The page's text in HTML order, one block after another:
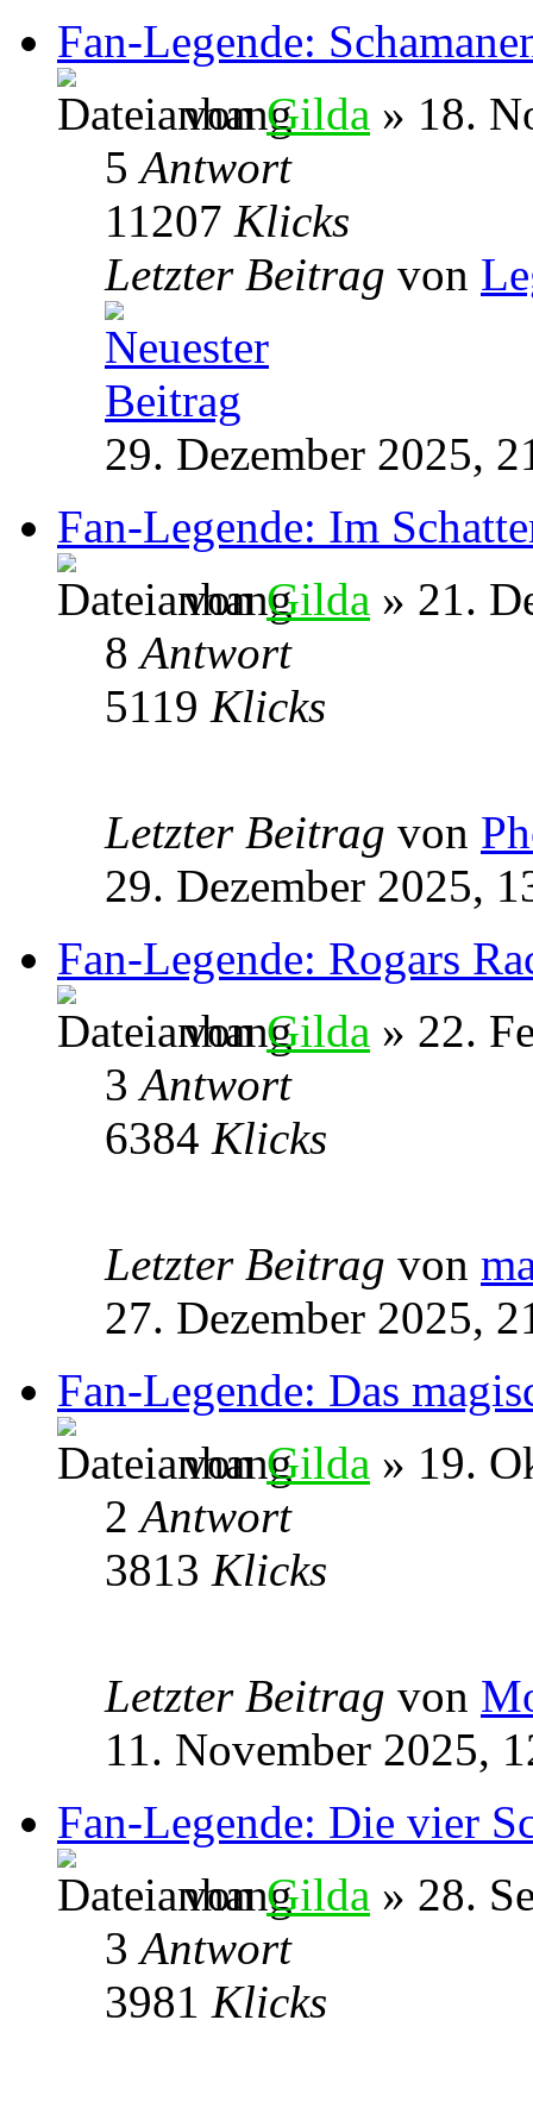
Fan-Legende:
vonGilda » 18.
5Antwort
11207 Klicks
Letzter Beitrag von
29. Dezember 2025,
Fan-Legende: Im
vonGilda » 21.
8Antwort
5119 Klicks
Letzter Beitrag von
29. Dezember 2025,
Fan-Legende: Rogars
vonGilda » 22.
3Antwort
6384 Klicks
Letzter Beitrag von
27. Dezember 2025,
Fan-Legende: Das
vonGilda » 19.
2Antwort
3813 Klicks
Letzter Beitrag von
11. November 2025,
Fan-Legende: Die vier
vonGilda » 28.
3Antwort
3981 Klicks